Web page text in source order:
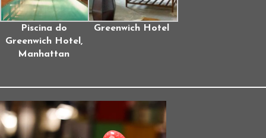
Piscina do
Greenwich Hotel,
Manhattan
Greenwich Hotel